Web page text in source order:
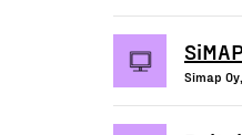
Simap